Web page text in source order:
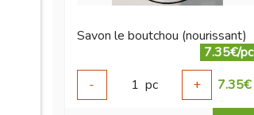
Savon le boutchou (nourissant)
7.35€/pc
-
1 pc + 7.35€